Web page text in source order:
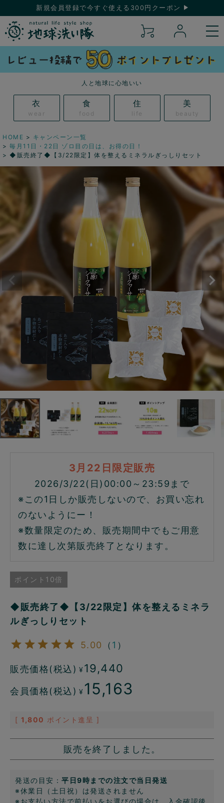
新規会員登録で今すぐ使える300円クーポン
人と地球に心地いい
衣
wear
食
food
住
life
美
beauty
HOME
キャンペーン一覧
毎月11日・22日 ゾロ目の日は、お得の日！
◆販売終了◆【3/22限定】体を整えるミネラルぎっしりセット
3月22日限定販売
2026/3/22(日)00:00～23:59まで
※この1日しか販売しないので、お買い忘れ
のないようにー！
※数量限定のため、販売期間中でもご用意
数に達し次第販売終了となります。
ポイント10倍
◆販売終了◆【3/22限定】体を整えるミネラ
ルぎっしりセット
5.00 （ 1 ）
販売価格(税込) ¥ 19,440
会員価格(税込) ¥ 15,163
[ 1,800 ポイント進呈 ]
販売を終了しました。
発送の目安： 平日9時までの注文で当日発送
※休業日（土日祝）は発送されません